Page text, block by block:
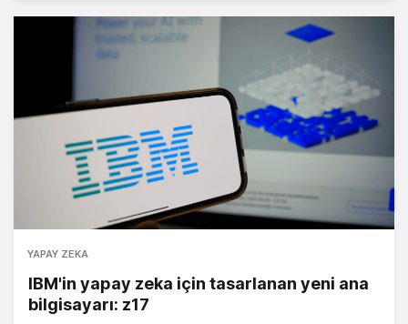
YAPAY ZEKA
IBM'in yapay zeka için tasarlanan yeni ana
bilgisayarı: z17